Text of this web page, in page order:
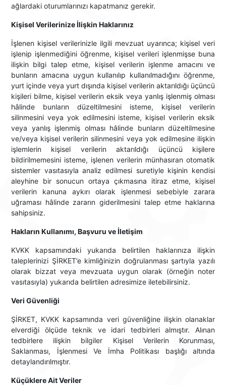
ağlardaki oturumlarınızı kapatmanız gerekir.
Kişisel Verilerinize İlişkin Haklarınız
İşlenen kişisel verilerinizle ilgili mevzuat uyarınca; kişisel veri
işlenip işlenmediğini öğrenme, kişisel verileri işlenmişse buna
ilişkin bilgi talep etme, kişisel verilerin işlenme amacını ve
bunların amacına uygun kullanılıp kullanılmadığını öğrenme,
yurt içinde veya yurt dışında kişisel verilerin aktarıldığı üçüncü
kişileri bilme, kişisel verilerin eksik veya yanlış işlenmiş olması
hâlinde bunların düzeltilmesini isteme, kişisel verilerin
silinmesini veya yok edilmesini isteme, kişisel verilerin eksik
veya yanlış işlenmiş olması hâlinde bunların düzeltilmesine
ve/veya kişisel verilerin silinmesini veya yok edilmesine ilişkin
işlemlerin kişisel verilerin aktarıldığı üçüncü kişilere
bildirilmemesini isteme, işlenen verilerin münhasıran otomatik
sistemler vasıtasıyla analiz edilmesi suretiyle kişinin kendisi
aleyhine bir sonucun ortaya çıkmasına itiraz etme, kişisel
verilerin kanuna aykırı olarak işlenmesi sebebiyle zarara
uğraması hâlinde zararın giderilmesini talep etme haklarına
sahipsiniz.
Hakların Kullanımı, Başvuru ve İletişim
KVKK kapsamındaki yukarıda belirtilen haklarınıza ilişkin
taleplerinizi ŞİRKET’e kimliğinizin doğrulanması şartıyla yazılı
olarak bizzat veya mevzuata uygun olarak (örneğin noter
vasıtasıyla) yukarıda belirtilen adresimize iletebilirsiniz.
Veri Güvenliği
ŞİRKET, KVKK kapsamında veri güvenliğine ilişkin olanaklar
elverdiği ölçüde teknik ve idari tedbirleri almıştır. Alınan
tedbirlere ilişkin bilgiler Kişisel Verilerin Korunması,
Saklanması, İşlenmesi Ve İmha Politikası başlığı altında
detaylandırılmıştır.
Küçüklere Ait Veriler